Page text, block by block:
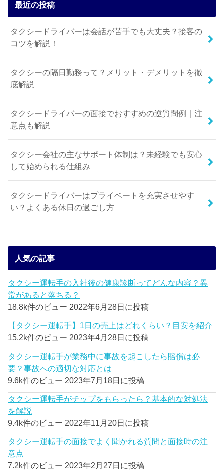
最近の投稿
タクシードライバーは会話が苦手でも大丈夫？接客の
コツを解説！
タクシーの隔日勤務って？メリット・デメリットを徹
底解説
タクシードライバーの面接でおすすめの逆質問例｜注
意点も解説
タクシー会社の主なサポート体制は？未経験でも安心
して始められる仕組み
タクシードライバーはプライベートを充実させやす
い？よくある休日の過ごし方
人気の記事
タクシー運転手の入社後の健康診断ってどんな内容？異
常があると落ちる？
18.8k件のビュー 2022年6月28日に投稿
【タクシー運転手】1日の売上はどれくらい？目安を紹介
15.2k件のビュー 2023年4月28日に投稿
タクシー運転手が業務中に事故を起こしたら賠償は必
要？事故への適切な対応とは
9.6k件のビュー 2023年7月18日に投稿
タクシー運転手がチップをもらったら？基本的な対処法
を解説
9.4k件のビュー 2022年11月20日に投稿
タクシー運転手の面接でよく聞かれる質問と面接時の注
意点
7.2k件のビュー 2023年2月27日に投稿